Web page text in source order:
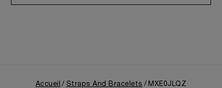
Accueil Straps And Bracelets MXE0JLQZ